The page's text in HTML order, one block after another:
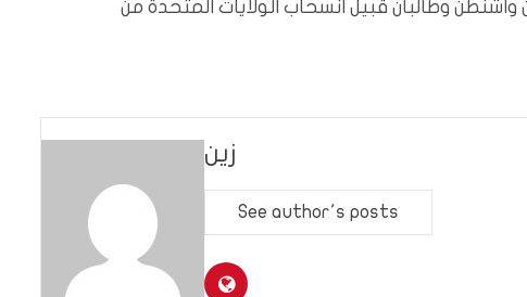
وطالبان قبيل انسحاب الولايات المتحدة من
زين
See author's posts